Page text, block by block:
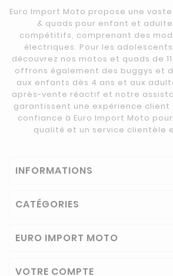
Euro Import Moto propose une
& quads pour enfant et
compétitifs, comprenant des
électriques. Pour les
découvrez nos motos et quads de
offrons également des buggys et
aux enfants dès 4 ans et aux
après-vente réactif et notre
garantissent une expérience client
confiance à Euro Import Moto
qualité et un service clientèle
INFORMATIONS
CATÉGORIES
EURO IMPORT MOTO
VOTRE COMPTE